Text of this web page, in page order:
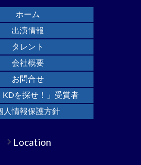
ホーム
出演情報
タレント
会社概要
お問合せ
KDを探せ！」受賞者
人情報保護方針
Location